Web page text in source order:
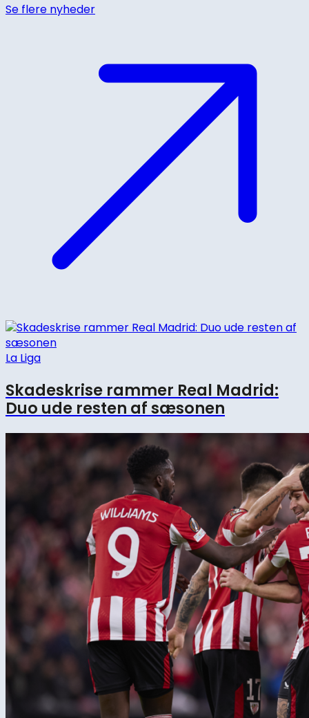
Se flere nyheder
La Liga
Skadeskrise rammer Real Madrid:
Duo ude resten af sæsonen